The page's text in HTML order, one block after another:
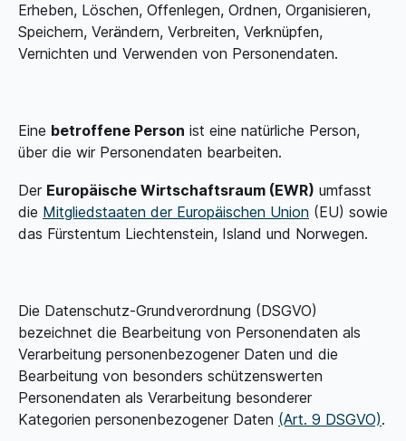
Erheben, Löschen, Offenlegen, Ordnen, Organisieren,
Speichern, Verändern, Verbreiten, Verknüpfen,
Vernichten und Verwenden von Personendaten.
Eine betroffene Person ist eine natürliche Person,
über die wir Personendaten bearbeiten.
Der Europäische Wirtschafts­raum (EWR) umfasst
die Mitgliedstaaten der Europäischen Union (EU) sowie
das Fürstentum Liechtenstein, Island und Norwegen.
Die Datenschutz-Grund­verordnung (DSGVO)
bezeichnet die Bearbeitung von Personendaten als
Verarbeitung personenbezogener Daten und die
Bearbeitung von besonders schützenswerten
Personendaten als Verarbeitung besonderer
Kategorien personenbezogener Daten (Art. 9 DSGVO).